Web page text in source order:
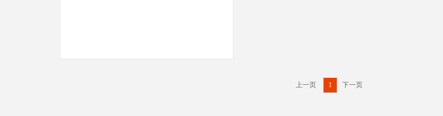
上一页 1 下一页